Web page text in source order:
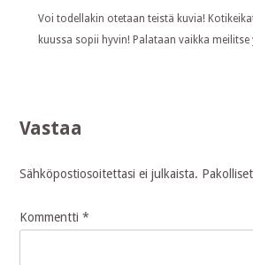
Voi todellakin otetaan teistä kuvia!
kuussa sopii hyvin! Palataan vaikka
Vastaa
Sähköpostiosoitettasi ei julkaista.
Kommentti*